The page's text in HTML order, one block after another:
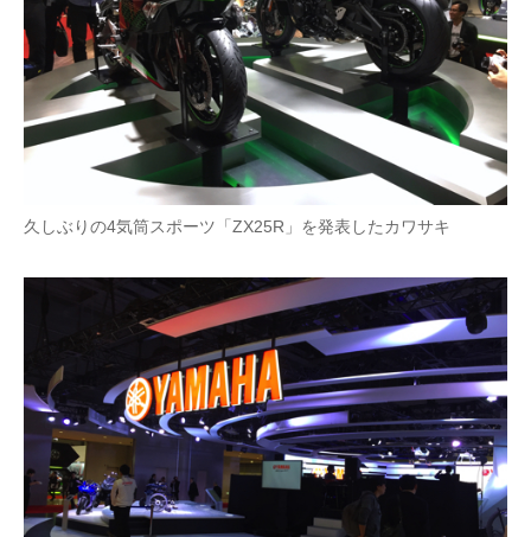
久しぶりの4気筒スポーツ「ZX25R」を発表したカワサキ